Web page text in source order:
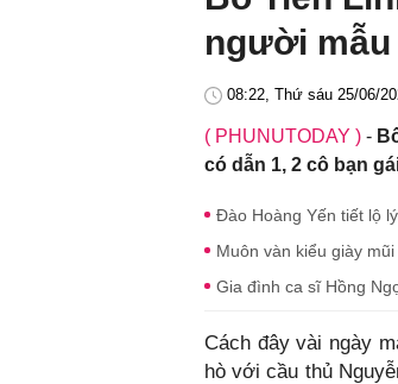
người
08:22, Thứ sáu 25/06/
( PHUNUTODAY ) -
có dẫn 1, 2 cô bạn
Đào Hoàng Yến tiết lộ
Muôn vàn kiểu giày
Gia đình ca sĩ Hồng
Cách đây vài ngày
hò với cầu thủ